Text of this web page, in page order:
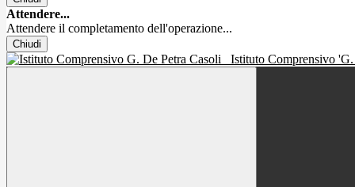
Attendere...
Attendere il completamento dell'operazione...
Chiudi
Istituto Comprensivo